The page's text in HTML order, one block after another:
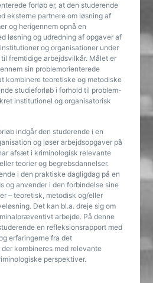
forløb er, at den studerende
eksterne partnere om løsning af
og herigennem opnå en
løsning og udredning af opgaver af
og organisationer under
fremtidige arbejdsvilkår. Målet er
sin problemorienterede
kombinere teoretiske og metodiske
studieforløb i forhold til problem-
institutionel og organisatorisk
indgår den studerende i en
og løser arbejdsopgaver på
afsæt i kriminologisk relevante
teorier og begrebsdannelser.
i den praktiske dagligdag på en
og anvender i den forbindelse sine
– teoretisk, metodisk og/eller
Det kan bl.a. dreje sig om
arbejde. På denne
en refleksionsrapport med
erfaringerne fra det
kombineres med relevante
perspektiver.